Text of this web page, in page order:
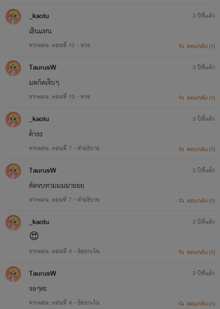
_kaotu
เขินแทน
จากตอน: ตอนที่ 10 - หวง
3 ปีที่แล้ว
ตอบกลับ (1)
TaurusW
มดกัดเจ็บๆ
จากตอน: ตอนที่ 10 - หวง
3 ปีที่แล้ว
ตอบกลับ (1)
_kaotu
ค้างง
จากตอน: ตอนที่ 7 - คำอธิบาย
3 ปีที่แล้ว
ตอบกลับ (1)
TaurusW
ตัดจบทามมมมายยย
จากตอน: ตอนที่ 7 - คำอธิบาย
3 ปีที่แล้ว
ตอบกลับ (1)
_kaotu
😍
จากตอน: ตอนที่ 4 - ข้อยกเว้น
3 ปีที่แล้ว
ตอบกลับ (1)
TaurusW
รอๆคะ
จากตอน: ตอนที่ 4 - ข้อยกเว้น
3 ปีที่แล้ว
ตอบกลับ (1)